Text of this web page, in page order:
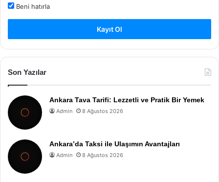
Beni hatırla
Kayıt Ol
Son Yazılar
Ankara Tava Tarifi: Lezzetli ve Pratik Bir Yemek
Admin 8 Ağustos 2026
Ankara’da Taksi ile Ulaşımın Avantajları
Admin 8 Ağustos 2026